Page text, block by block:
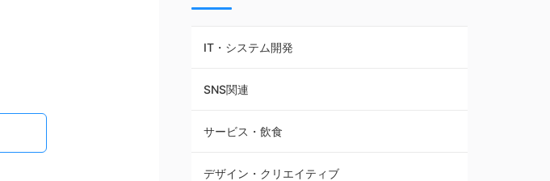
IT・システム開発
SNS関連
サービス・飲食
デザイン・クリエイティブ